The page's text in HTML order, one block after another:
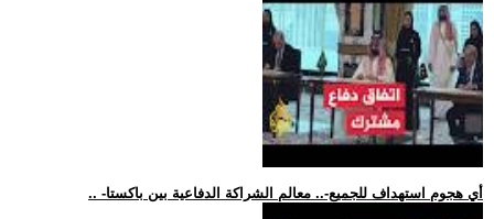
.. -أي هجوم استهداف للجميع-.. معالم الشراكة الدفاعية بين باكستا